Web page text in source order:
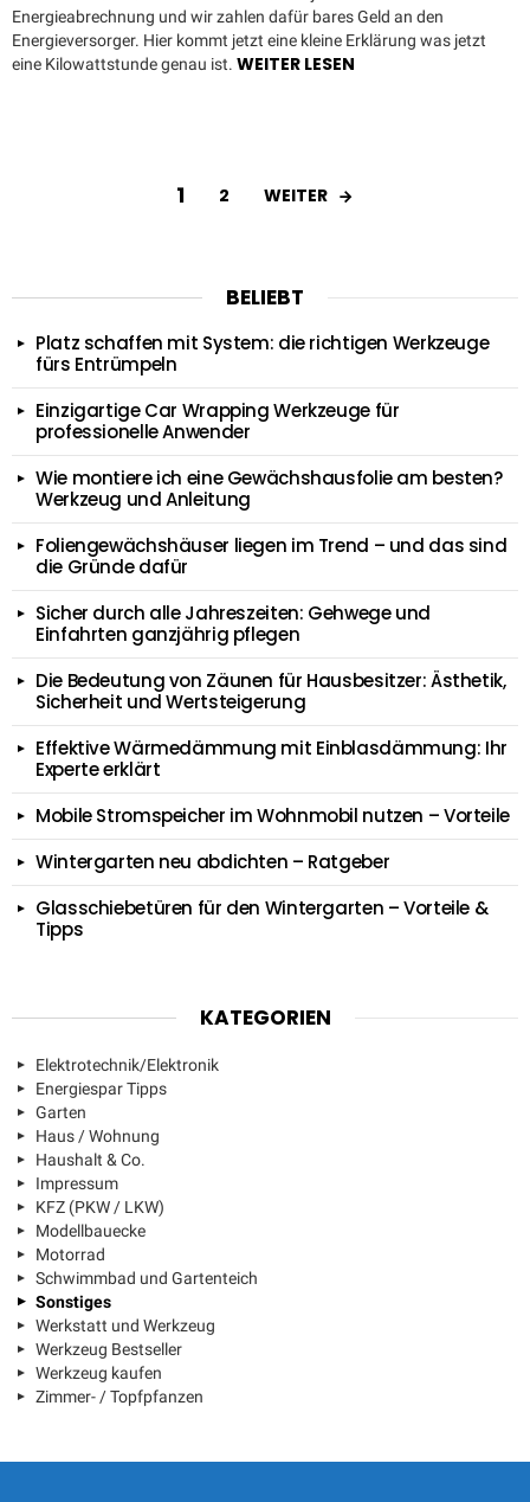
Energieabrechnung und wir zahlen dafür bares Geld an den
Energieversorger. Hier kommt jetzt eine kleine Erklärung was jetzt
eine Kilowattstunde genau ist. WEITER LESEN
1 2 WEITER
BELIEBT
Platz schaffen mit System: die richtigen Werkzeuge
fürs Entrümpeln
Einzigartige Car Wrapping Werkzeuge für
professionelle Anwender
Wie montiere ich eine Gewächshausfolie am besten?
Werkzeug und Anleitung
Foliengewächshäuser liegen im Trend – und das sind
die Gründe dafür
Sicher durch alle Jahreszeiten: Gehwege und
Einfahrten ganzjährig pflegen
Die Bedeutung von Zäunen für Hausbesitzer: Ästhetik,
Sicherheit und Wertsteigerung
Effektive Wärmedämmung mit Einblasdämmung: Ihr
Experte erklärt
Mobile Stromspeicher im Wohnmobil nutzen – Vorteile
Wintergarten neu abdichten – Ratgeber
Glasschiebetüren für den Wintergarten – Vorteile &
Tipps
KATEGORIEN
Elektrotechnik/Elektronik
Energiespar Tipps
Garten
Haus / Wohnung
Haushalt & Co.
Impressum
KFZ (PKW / LKW)
Modellbauecke
Motorrad
Schwimmbad und Gartenteich
Sonstiges
Werkstatt und Werkzeug
Werkzeug Bestseller
Werkzeug kaufen
Zimmer- / Topfpfanzen